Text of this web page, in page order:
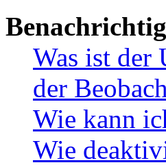
Was ist der
der
Wie kann
Wie